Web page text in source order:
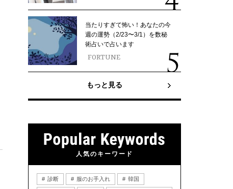
当たりすぎて怖い！あなたの今
週の運勢（2/23〜3/1）を数秘
術占いで占います
FORTUNE
もっと見る
人気のキーワード
診断 服のお手入れ 韓国